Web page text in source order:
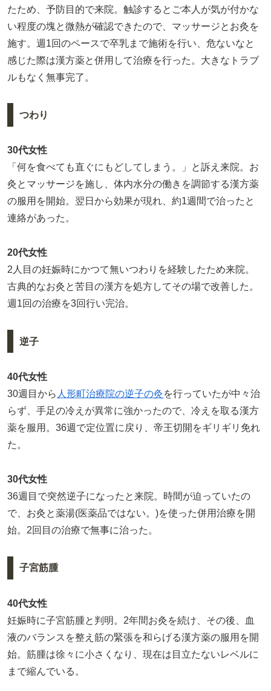
たため、予防目的で来院。触診するとご本人が気が付かな
い程度の塊と微熱が確認できたので、マッサージとお灸を
施す。週1回のペースで卒乳まで施術を行い、危ないなと
感じた際は漢方薬と併用して治療を行った。大きなトラブ
ルもなく無事完了。
つわり
30代女性
「何を食べても直ぐにもどしてしまう。」と訴え来院。お
灸とマッサージを施し、体内水分の働きを調節する漢方薬
の服用を開始。翌日から効果が現れ、約1週間で治ったと
連絡があった。
20代女性
2人目の妊娠時にかつて無いつわりを経験したため来院。
古典的なお灸と苦目の漢方を処方してその場で改善した。
週1回の治療を3回行い完治。
逆子
40代女性
30週目から 人形町治療院の逆子の灸 を行っていたが中々治
らず、手足の冷えが異常に強かったので、冷えを取る漢方
薬を服用。36週で定位置に戻り、帝王切開をギリギリ免れ
た。
30代女性
36週目で突然逆子になったと来院。時間が迫っていたの
で、お灸と薬湯(医薬品ではない。)を使った併用治療を開
始。2回目の治療で無事に治った。
子宮筋腫
40代女性
妊娠時に子宮筋腫と判明。2年間お灸を続け、その後、血
液のバランスを整え筋の緊張を和らげる漢方薬の服用を開
始。筋腫は徐々に小さくなり、現在は目立たないレベルに
まで縮んでいる。